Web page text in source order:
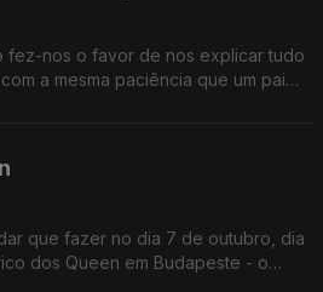
fez-nos o favor de nos explicar tudo
a mesma paciência que um pai
que fazer no dia 7 de outubro, dia
dos Queen em Budapeste - o